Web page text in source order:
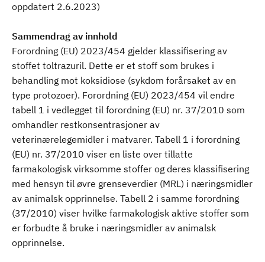
oppdatert 2.6.2023)
Sammendrag av innhold
Forordning (EU) 2023/454 gjelder klassifisering av
stoffet toltrazuril. Dette er et stoff som brukes i
behandling mot koksidiose (sykdom forårsaket av en
type protozoer). Forordning (EU) 2023/454 vil endre
tabell 1 i vedlegget til forordning (EU) nr. 37/2010 som
omhandler restkonsentrasjoner av
veterinærelegemidler i matvarer. Tabell 1 i forordning
(EU) nr. 37/2010 viser en liste over tillatte
farmakologisk virksomme stoffer og deres klassifisering
med hensyn til øvre grenseverdier (MRL) i næringsmidler
av animalsk opprinnelse. Tabell 2 i samme forordning
(37/2010) viser hvilke farmakologisk aktive stoffer som
er forbudte å bruke i næringsmidler av animalsk
opprinnelse.